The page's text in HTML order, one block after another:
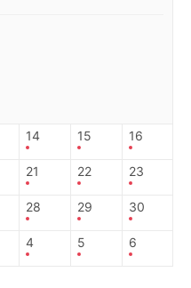
14 15 16
21 22 23
28 29 30
4 5 6